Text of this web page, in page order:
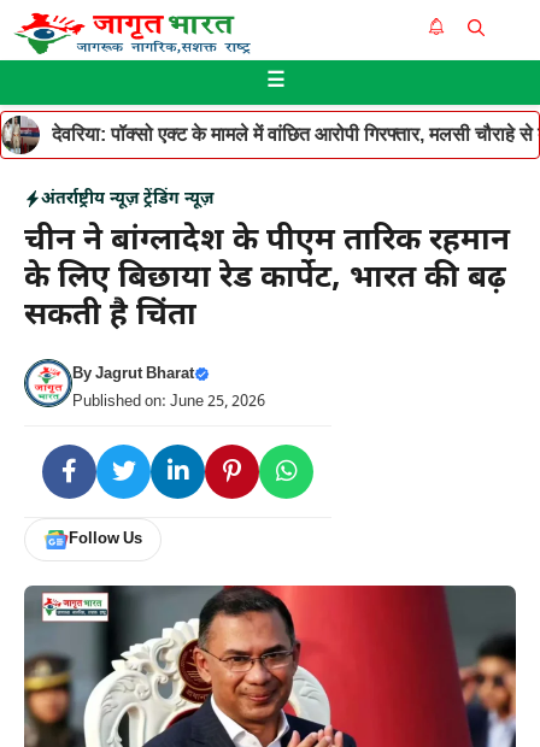
Skip
to
☰
देवरिया: पॉक्सो एक्ट के मामले में वांछित आरोपी गिरफ्तार, मलसी चौराहे
अंतर्राष्ट्रीय न्यूज़ ट्रेंडिंग न्यूज़
चीन ने बांग्लादेश के पीएम तारिक रहमान
के लिए बिछाया रेड कार्पेट, भारत की बढ़
सकती है चिंता
ByJagrut Bharat
Published on: June 25, 2026
Follow Us